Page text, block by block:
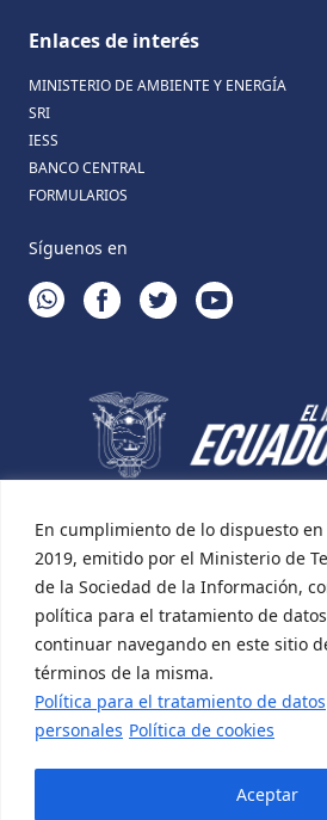
En cumplimiento de lo dispuesto
2019, emitido por el Ministerio de
de la Sociedad de la Información,
política para el tratamiento de
continuar navegando en este sitio
términos de la misma.
Política para el tratamiento de datos
personales Política de cookies
Aceptar
Enlaces de interés
MINISTERIO DE AMBIENTE Y ENERGÍA
SRI
IESS
BANCO CENTRAL
FORMULARIOS
Síguenos en
WHATSAPPFACEBOOKTWITTERYOUTUBE